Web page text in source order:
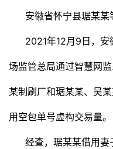
安徽省怀宁县琚某某
2021年12月9日，
场监管总局通过智慧网
某制刷厂和琚某某、吴
用空包单号虚构交易量。
经查，琚某某借用